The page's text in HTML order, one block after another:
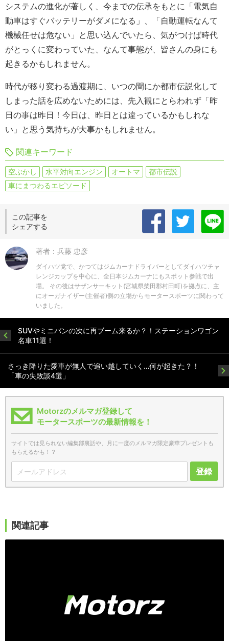
システムの進化が著しく、今までの伝承をもとに「電気自
動車はすぐバッテリーがダメになる」、「自動運転なんて
機械任せは危ない」と思い込んでいたら、気がつけば時代
がとっくに変わっていた、なんて事態が、皆さんの身にも
起きるかもしれません。
時代が移り変わる過渡期に、いつの間にか都市伝説化して
しまった話を広めないためには、先入観にとらわれず「昨
日の事は昨日！今日は、昨日とは違っているかもしれな
い」と思う気持ちが大事かもしれません。
関連キーワード
空ぶかし 水平対向エンジン オートマ
都市伝説
車にまつわるエピソード
この記事を
シェアする
著者：兵藤 忠彦
ダイハツ党で、かつてはジムカーナドライバーとしてダイハツチャ
レンジカップを中心に、全日本ジムカーナにもスポット参戦で出
場。 その後はサザンサーキット(宮城県柴田郡村田町)を拠点に、主
にオーガナイザー(主催者)側の立場からモータースポーツに関わって
いました。
SUVやミニバンの次に再ブーム来るか？！ステーションワゴン
名車11選！
さっき降りた愛車が無人で追い越していく…何が起きた？！
「車の失敗談4選」
Motorzのメルマガ登録して
モータースポーツの最新情報を！
サイトでは見られない編集部裏話や、月に一度のメルマガ限定豪華プレゼントも
もらえるかも！？
登録
関連記事